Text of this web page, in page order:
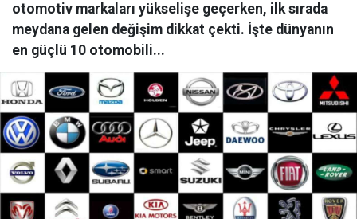
otomotiv markaları yükselişe geçerken, ilk sırada
meydana gelen değişim dikkat çekti. İşte dünyanın
en güçlü 10 otomobili...